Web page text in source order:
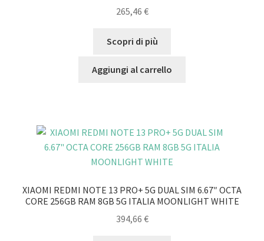
265,46 €
Scopri di più
Aggiungi al carrello
XIAOMI REDMI NOTE 13 PRO+ 5G DUAL SIM 6.67″ OCTA
CORE 256GB RAM 8GB 5G ITALIA MOONLIGHT WHITE
394,66 €